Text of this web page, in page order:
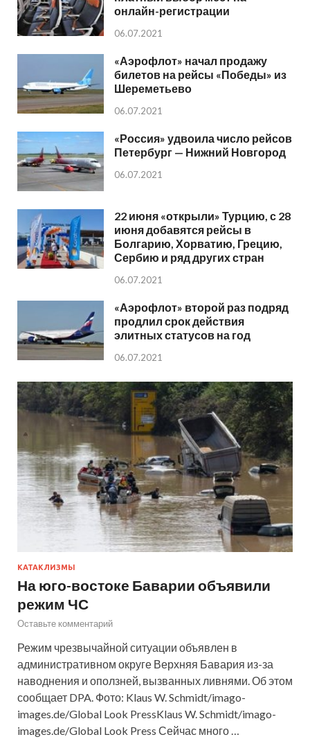
онлайн-регистрации
06.07.2021
«Аэрофлот» начал продажу
билетов на рейсы «Победы» из
Шереметьево
06.07.2021
«Россия» удвоила число рейсов
Петербург — Нижний Новгород
06.07.2021
22 июня «открыли» Турцию, с 28
июня добавятся рейсы в
Болгарию, Хорватию, Грецию,
Сербию и ряд других стран
06.07.2021
«Аэрофлот» второй раз подряд
продлил срок действия
элитных статусов на год
06.07.2021
КАТАКЛИЗМЫ
На юго-востоке Баварии объявили
режим ЧС
Оставьте комментарий
Режим чрезвычайной ситуации объявлен в
административном округе Верхняя Бавария из-за
наводнения и оползней, вызванных ливнями. Об этом
сообщает DPA. Фото: Klaus W. Schmidt/imago-
images.de/Global Look PressKlaus W. Schmidt/imago-
images.de/Global Look Press Сейчас много …